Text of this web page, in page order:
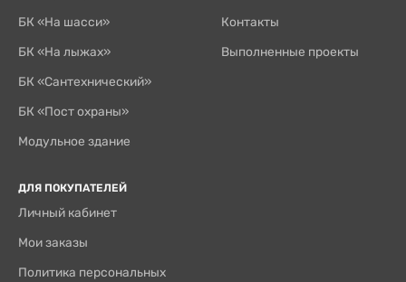
БК «На шасси»
БК «На лыжах»
БК «Сантехнический»
БК «Пост охраны»
Модульное здание
Контакты
Выполненные проекты
ДЛЯ ПОКУПАТЕЛЕЙ
Личный кабинет
Мои заказы
Политика персональных